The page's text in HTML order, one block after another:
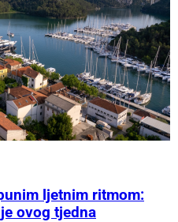
ljetnim ritmom:
ovog tjedna